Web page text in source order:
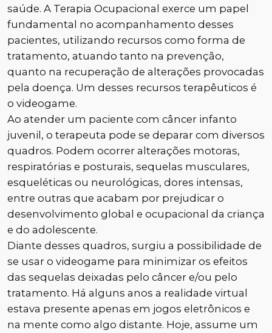
saúde. A Terapia Ocupacional exerce um papel
fundamental no acompanhamento desses
pacientes, utilizando recursos como forma de
tratamento, atuando tanto na prevenção,
quanto na recuperação de alterações provocadas
pela doença. Um desses recursos terapêuticos é
o videogame.
Ao atender um paciente com câncer infanto
juvenil, o terapeuta pode se deparar com diversos
quadros. Podem ocorrer alterações motoras,
respiratórias e posturais, sequelas musculares,
esqueléticas ou neurológicas, dores intensas,
entre outras que acabam por prejudicar o
desenvolvimento global e ocupacional da criança
e do adolescente.
Diante desses quadros, surgiu a possibilidade de
se usar o videogame para minimizar os efeitos
das sequelas deixadas pelo câncer e/ou pelo
tratamento. Há alguns anos a realidade virtual
estava presente apenas em jogos eletrônicos e
na mente como algo distante. Hoje, assume um